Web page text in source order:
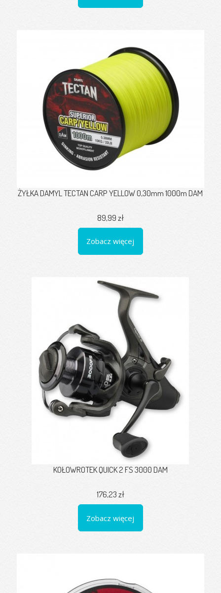
ŻYŁKA DAMYL TECTAN CARP YELLOW 0,30mm 1000m DAM
89,99 zł
Zobacz więcej
KOŁOWROTEK QUICK 2 FS 3000 DAM
176,23 zł
Zobacz więcej